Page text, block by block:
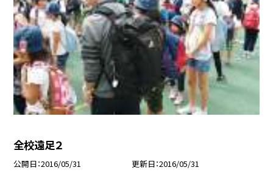
全校遠足２
公開日 2016/05/31 更新日 2016/05/31